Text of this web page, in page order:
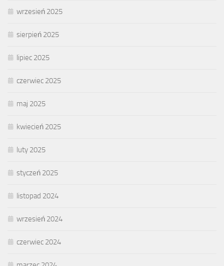
wrzesień 2025
sierpień 2025
lipiec 2025
czerwiec 2025
maj 2025
kwiecień 2025
luty 2025
styczeń 2025
listopad 2024
wrzesień 2024
czerwiec 2024